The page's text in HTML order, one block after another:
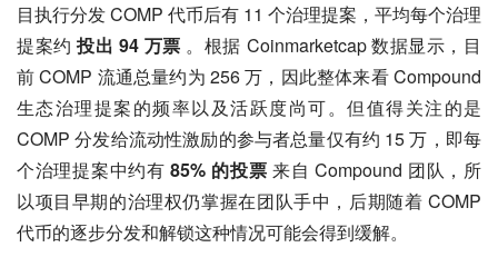
目执行分发 COMP 代币后有 11 个治理提案，平均每个治理
提案约 投出 94 万票 。根据 Coinmarketcap 数据显示，目
前 COMP 流通总量约为 256 万，因此整体来看 Compound
生态治理提案的频率以及活跃度尚可。但值得关注的是
COMP 分发给流动性激励的参与者总量仅有约 15 万，即每
个治理提案中约有 85% 的投票 来自 Compound 团队，所
以项目早期的治理权仍掌握在团队手中，后期随着 COMP
代币的逐步分发和解锁这种情况可能会得到缓解。